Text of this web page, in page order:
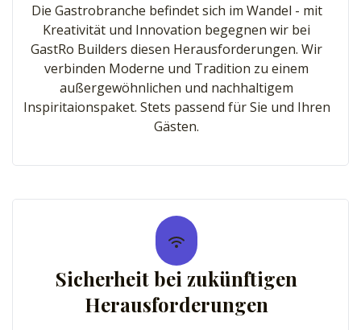
Die Gastrobranche befindet sich im Wandel - mit
Kreativität und Innovation begegnen wir bei
GastRo Builders diesen Herausforderungen. Wir
verbinden Moderne und Tradition zu einem
außergewöhnlichen und nachhaltigem
Inspiritaionspaket. Stets passend für Sie und Ihren
Gästen.
Sicherheit bei zukünftigen
Herausforderungen